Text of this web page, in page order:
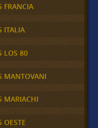
FRANCIA
ITALIA
LOS 80
MANTOVANI
MARIACHI